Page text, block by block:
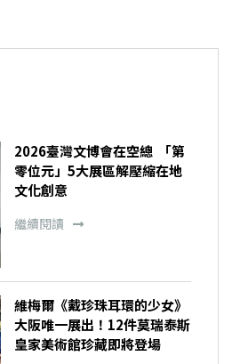
2026臺灣文博會在空總 「第
零位元」5大展區解壓縮在地
文化創意
繼續閱讀
維梅爾《戴珍珠耳環的少女》
大阪唯一展出！12件莫瑞泰斯
皇家美術館珍藏即將登場